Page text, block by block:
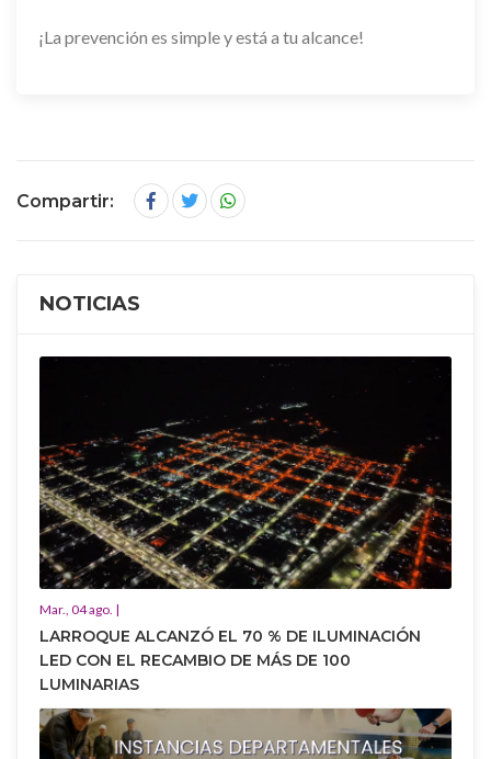
¡La prevención es simple y está a tu alcance!
Compartir:
NOTICIAS
Mar., 04 ago. |
LARROQUE ALCANZÓ EL 70 % DE ILUMINACIÓN
LED CON EL RECAMBIO DE MÁS DE 100
LUMINARIAS